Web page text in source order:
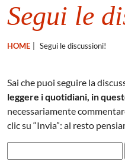
Segui le
HOME Segui le discussioni!
Sai che puoi seguire la
leggere i quotidiani, in
necessariamente
clic su “Invia”: al resto